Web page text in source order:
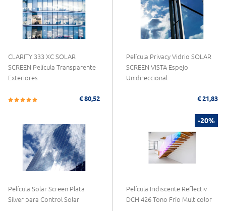
CLARITY 333 XC SOLAR
SCREEN Película Transparente
Exteriores
€ 80,52
Película Privacy Vidrio SOLAR
SCREEN VISTA Espejo
Unidireccional
€ 21,83
Película Solar Screen Plata
Silver para Control Solar
-20%
Película Iridiscente Reflectiv
DCH 426 Tono Frío Multicolor